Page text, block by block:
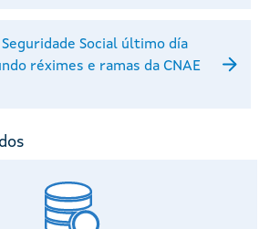
Social último día
réximes e ramas da CNAE